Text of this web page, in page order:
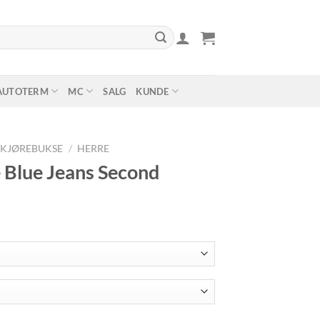
MC SALG KUNDE
KJØREBUKSE / HERRE
Jeans Second